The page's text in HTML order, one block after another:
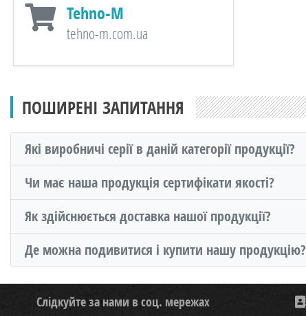
Tehno-M
tehno-m.com.ua
ПОШИРЕНІ ЗАПИТАННЯ
Які виробничі серії в даній категорії продукції?
Чи має наша продукція сертифікати якості?
Як здійснюється доставка нашої продукції?
Де можна подивитися і купити нашу продукцію?
Слідкуйте за нами в соц. мережах